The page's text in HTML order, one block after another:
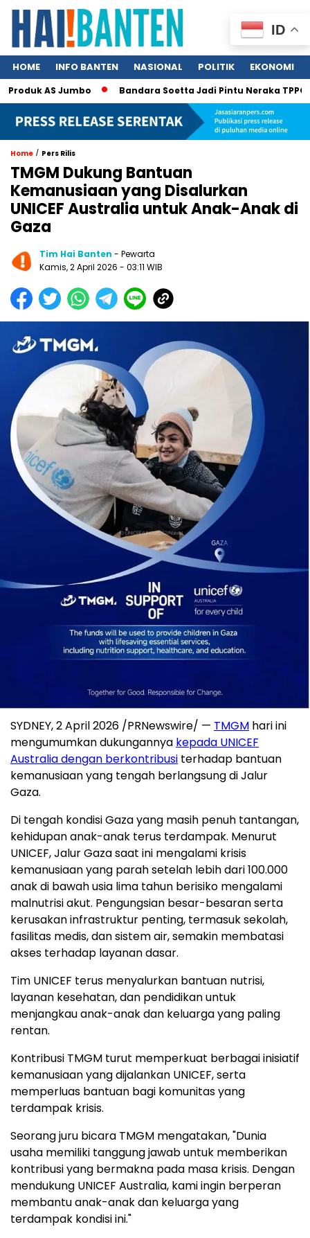
HOME INFO BANTEN NASIONAL POLITIK EKONOMI
AS Jumbo Bandara Soetta Jadi Pintu Neraka TPPO,
Home / Pers Rilis
TMGM Dukung Bantuan
Kemanusiaan yang Disalurkan
UNICEF Australia untuk Anak-Anak di
Gaza
Tim Hai Banten - Pewarta
Kamis, 2 April 2026 - 03:11 WIB
SYDNEY, 2 April 2026 /PRNewswire/ — TMGM hari ini
mengumumkan dukungannya kepada UNICEF
Australia dengan berkontribusi terhadap bantuan
kemanusiaan yang tengah berlangsung di Jalur
Gaza.
Di tengah kondisi Gaza yang masih penuh tantangan,
kehidupan anak-anak terus terdampak. Menurut
UNICEF, Jalur Gaza saat ini mengalami krisis
kemanusiaan yang parah setelah lebih dari 100.000
anak di bawah usia lima tahun berisiko mengalami
malnutrisi akut. Pengungsian besar-besaran serta
kerusakan infrastruktur penting, termasuk sekolah,
fasilitas medis, dan sistem air, semakin membatasi
akses terhadap layanan dasar.
Tim UNICEF terus menyalurkan bantuan nutrisi,
layanan kesehatan, dan pendidikan untuk
menjangkau anak-anak dan keluarga yang paling
rentan.
Kontribusi TMGM turut memperkuat berbagai inisiatif
kemanusiaan yang dijalankan UNICEF, serta
memperluas bantuan bagi komunitas yang
terdampak krisis.
Seorang juru bicara TMGM mengatakan, "Dunia
usaha memiliki tanggung jawab untuk memberikan
kontribusi yang bermakna pada masa krisis. Dengan
mendukung UNICEF Australia, kami ingin berperan
membantu anak-anak dan keluarga yang
terdampak kondisi ini."
ID